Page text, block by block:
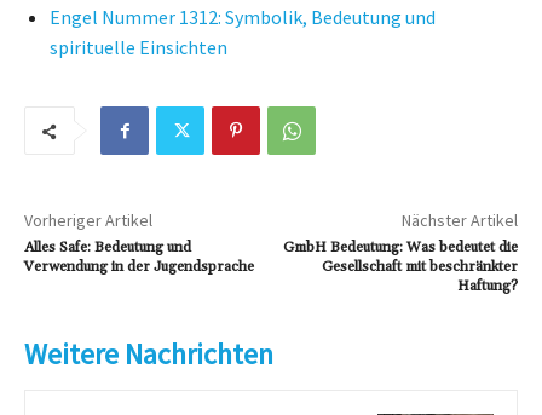
Engel Nummer 1312: Symbolik, Bedeutung und
spirituelle Einsichten
Vorheriger Artikel
Alles Safe: Bedeutung und
Verwendung in der Jugendsprache
Nächster Artikel
GmbH Bedeutung: Was bedeutet die
Gesellschaft mit beschränkter
Haftung?
Weitere Nachrichten